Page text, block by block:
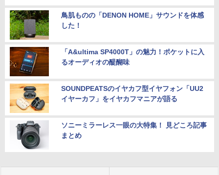
鳥肌ものの「DENON HOME」サウンドを体感
した！
「A&ultima SP4000T」の魅力！ポケットに入
るオーディオの醍醐味
SOUNDPEATSのイヤカフ型イヤフォン「UU2
イヤーカフ」をイヤカフマニアが語る
ソニーミラーレス一眼の大特集！ 見どころ記事
まとめ